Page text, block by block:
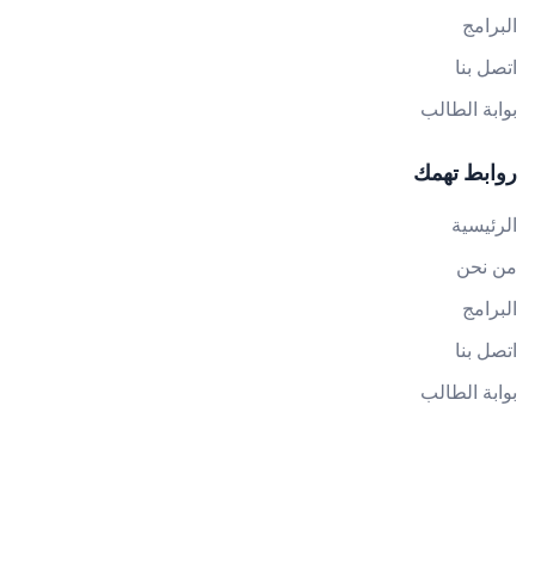
البرامج
اتصل بنا
بوابة الطالب
روابط تهمك
الرئيسية
من نحن
البرامج
اتصل بنا
بوابة الطالب